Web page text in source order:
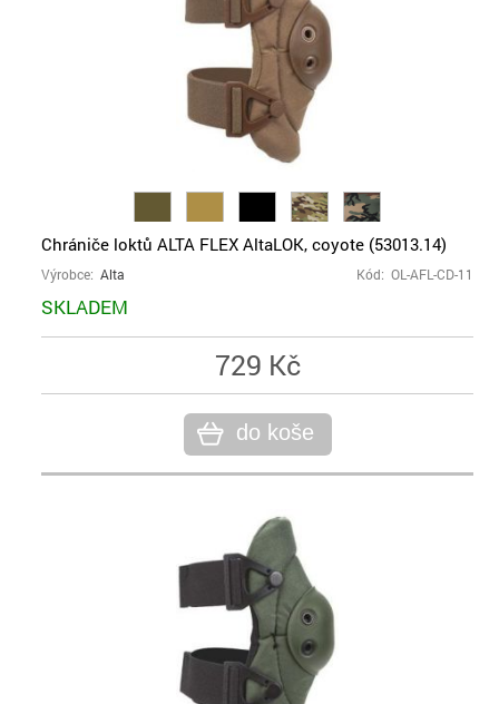
Chrániče loktů ALTA FLEX AltaLOK, coyote (53013.14)
Výrobce: Alta Kód: OL-AFL-CD-11
SKLADEM
729 Kč
do koše